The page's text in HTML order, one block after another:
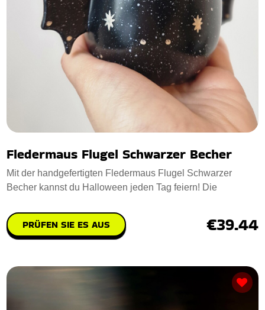
Fledermaus Flugel Schwarzer Becher
Mit der handgefertigten Fledermaus Flugel Schwarzer
Becher kannst du Halloween jeden Tag feiern! Die
PRÜFEN SIE ES AUS €39.44